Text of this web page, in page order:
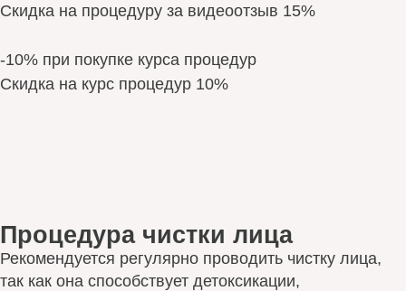
Скидка на процедуру за видеоотзыв 15%
-10% при покупке курса процедур
Скидка на курс процедур 10%
Процедура чистки лица
Рекомендуется регулярно проводить чистку лица,
так как она способствует детоксикации,